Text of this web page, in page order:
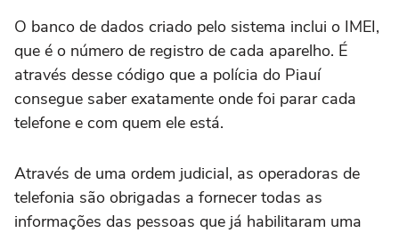
O banco de dados criado pelo sistema inclui o IMEI,
que é o número de registro de cada aparelho. É
através desse código que a polícia do Piauí
consegue saber exatamente onde foi parar cada
telefone e com quem ele está.
Através de uma ordem judicial, as operadoras de
telefonia são obrigadas a fornecer todas as
informações das pessoas que já habilitaram uma